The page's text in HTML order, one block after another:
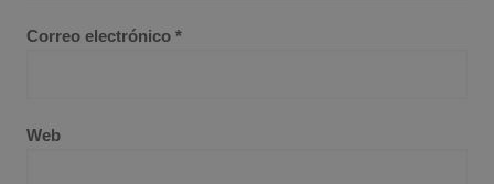
Correo electrónico *
Web